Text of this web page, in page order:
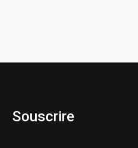
Souscrire